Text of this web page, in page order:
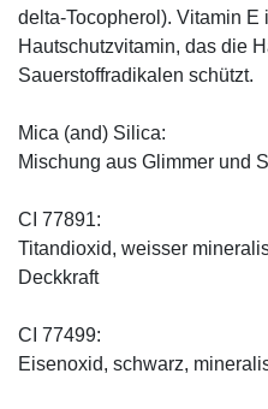
delta-Tocopherol). Vitamin E
Hautschutzvitamin, das die
Sauerstoffradikalen schützt.
Mica (and) Silica:
Mischung aus Glimmer und
CI 77891:
Titandioxid, weisser
Deckkraft
CI 77499:
Eisenoxid, schwarz,